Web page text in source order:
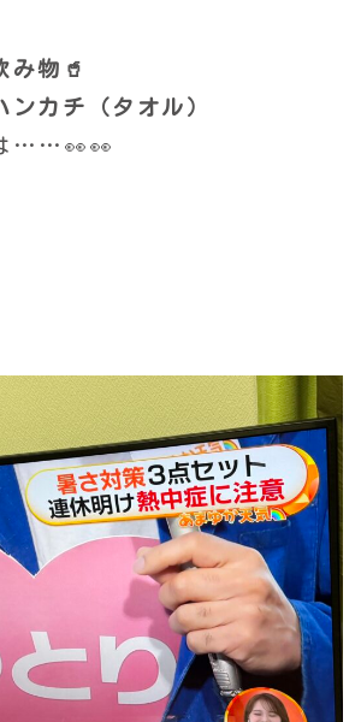
み物🥤
ンカチ（タオル）
……👀👀